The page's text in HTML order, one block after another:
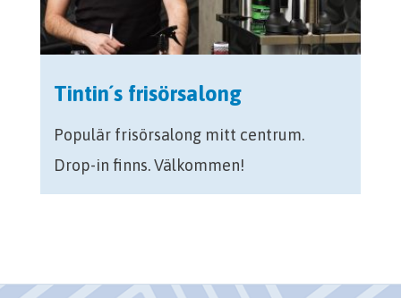
Tintin´s frisörsalong
Populär frisörsalong mitt centrum.
Drop-in finns. Välkommen!